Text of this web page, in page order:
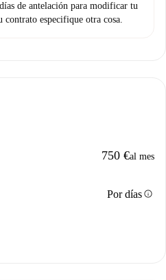
de antelación para modificar tu
contrato especifique otra cosa.
750 €al mes
Por díasinfo